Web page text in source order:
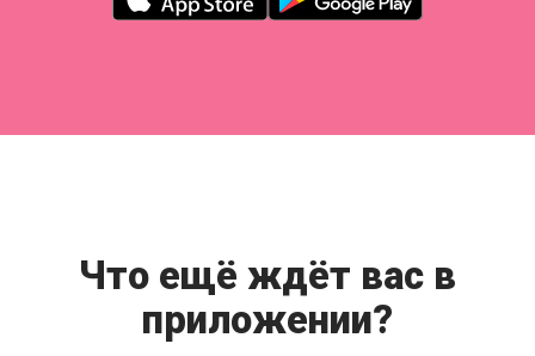
Что ещё ждёт вас в
приложении?